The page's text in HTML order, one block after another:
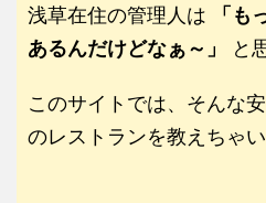
浅草在住の管理人は
「も
あるんだけどなぁ～」
と
このサイトでは、そんな
のレストランを教えちゃい